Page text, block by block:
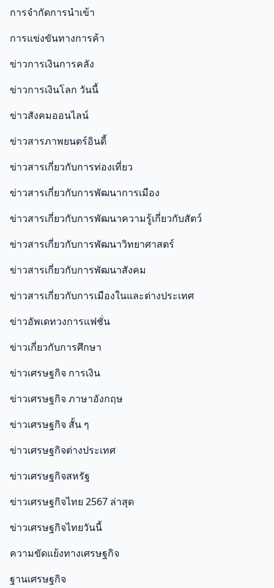
การจำกัดการนำเข้า
การแข่งขันทางการค้า
ข่าวการเงินการคลัง
ข่าวการเงินโลก วันนี้
ข่าวสังคมออนไลน์
ข่าวสารภาพยนตร์อินดี้
ข่าวสารเกี่ยวกับการท่องเที่ยว
ข่าวสารเกี่ยวกับการพัฒนาการเมือง
ข่าวสารเกี่ยวกับการพัฒนาความรู้เกี่ยวกับสัตว์
ข่าวสารเกี่ยวกับการพัฒนาวิทยาศาสตร์
ข่าวสารเกี่ยวกับการพัฒนาสังคม
ข่าวสารเกี่ยวกับการเมืองในและต่างประเทศ
ข่าวอัพเดทวงการแฟชั่น
ข่าวเกี่ยวกับการศึกษา
ข่าวเศรษฐกิจ การเงิน
ข่าวเศรษฐกิจ ภาษาอังกฤษ
ข่าวเศรษฐกิจ สั้น ๆ
ข่าวเศรษฐกิจต่างประเทศ
ข่าวเศรษฐกิจสหรัฐ
ข่าวเศรษฐกิจไทย 2567 ล่าสุด
ข่าวเศรษฐกิจไทยวันนี้
ความขัดแย้งทางเศรษฐกิจ
ฐานเศรษฐกิจ